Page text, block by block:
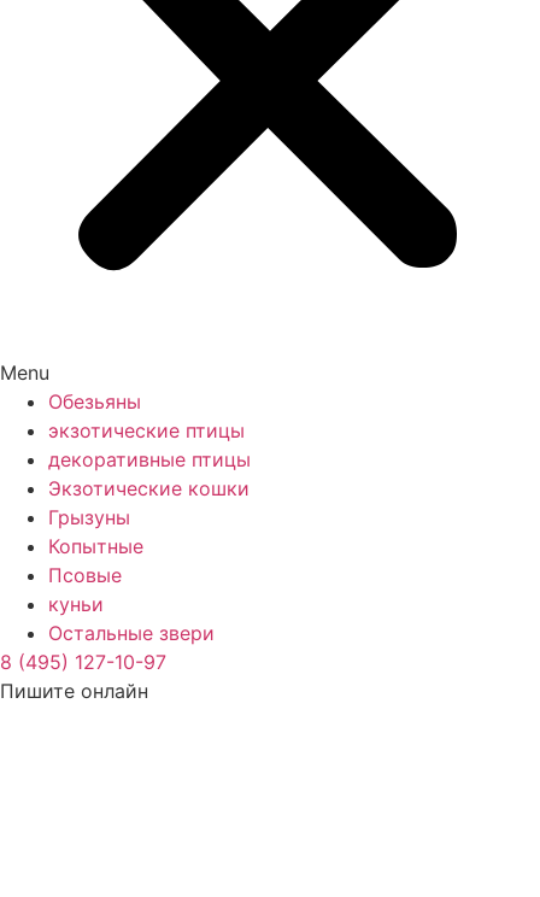
Menu
Обезьяны
экзотические птицы
декоративные птицы
Экзотические кошки
Грызуны
Копытные
Псовые
куньи
Остальные звери
8 (495) 127-10-97
Пишите онлайн